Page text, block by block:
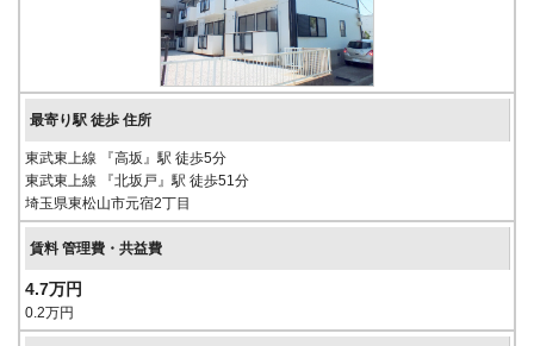
東武東上線 『高坂』駅 徒歩5分
東武東上線 『北坂戸』駅 徒歩51分
埼玉県東松山市元宿2丁目
4.7万円
0.2万円